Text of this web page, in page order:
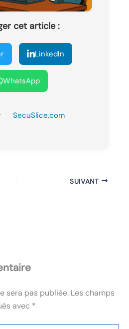
cet article :
LinkedIn
WhatsApp
SecuSlice.com
SUIVANT
sera pas publiée. Les champs
avec *